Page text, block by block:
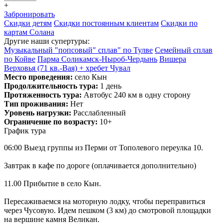
+
Забронировать
Скидки детям Скидки постоянным клиентам Скидки по
картам Солана
Другие наши супертуры:
Музыкальный "попсовый" сплав" по Тулве Семейный сплав
по Койве Парма Соликамск-Ныроб-Чердынь Вишера
Верховья (71 кв.-Вая) + хребет Чувал
Место проведения: село Кын
Продолжительность тура: 1 день
Протяженность тура: Автобус 240 км в одну сторону
Тип проживания: Нет
Уровень нагрузки: Расслабленный
Ограничение по возрасту: 10+
График тура
06:00 Выезд группы из Перми от Тополевого переулка 10.
Завтрак в кафе по дороге (оплачивается дополнительно)
11.00 Прибытие в село Кын.
Пересаживаемся на моторную лодку, чтобы переправиться
через Чусовую. Идем пешком (3 км) до смотровой площадки
на вершине камня Великан.